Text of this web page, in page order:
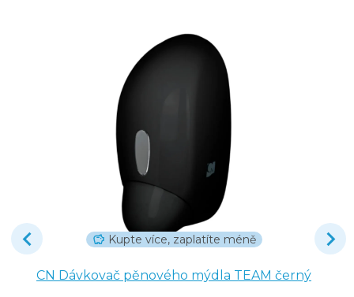
Kupte více, zaplatíte méně
CN Dávkovač pěnového mýdla TEAM černý